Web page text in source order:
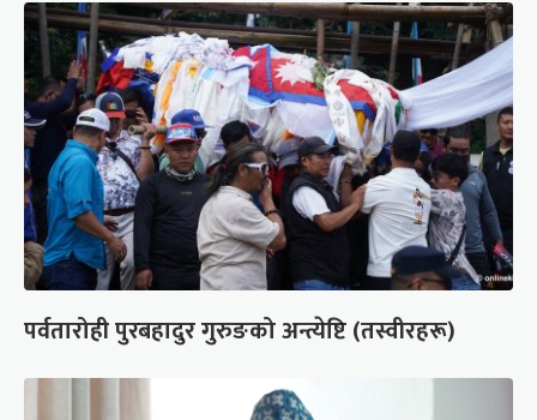
पर्वतारोही पुरबहादुर गुरुङको अन्त्येष्टि (तस्वीरहरू)